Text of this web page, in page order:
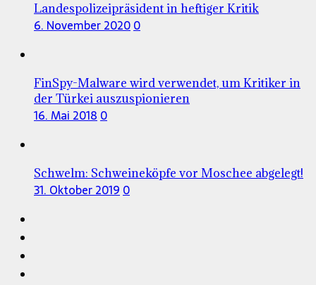
Landespolizeipräsident in heftiger Kritik
6. November 20200
FinSpy-Malware wird verwendet, um Kritiker in
der Türkei auszuspionieren
16. Mai 20180
Schwelm: Schweineköpfe vor Moschee abgelegt!
31. Oktober 20190